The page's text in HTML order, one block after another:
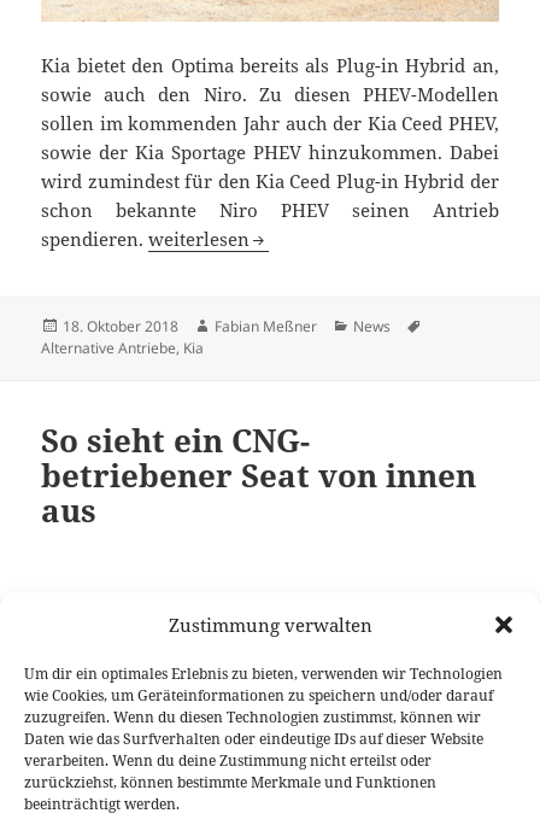
Zustimmung verwalten
Um dir ein optimales Erlebnis zu bieten, verwenden wir Technologien
wie Cookies, um Geräteinformationen zu speichern und/oder darauf
zuzugreifen. Wenn du diesen Technologien zustimmst, können wir
Daten wie das Surfverhalten oder eindeutige IDs auf dieser Website
verarbeiten. Wenn du deine Zustimmung nicht erteilst oder
zurückziehst, können bestimmte Merkmale und Funktionen
beeinträchtigt werden.
Kia bietet den Optima bereits als Plug-in Hybrid an,
sowie auch den Niro. Zu diesen PHEV-Modellen
sollen im kommenden Jahr auch der Kia Ceed PHEV,
sowie der Kia Sportage PHEV hinzukommen. Dabei
wird zumindest für den Kia Ceed Plug-in Hybrid der
schon bekannte Niro PHEV seinen Antrieb
spendieren.Ab 2019 auch Kia Ceed und Sportage als
weiterlesen
Veröffentlicht
am
18. Oktober 2018 Autor
Fabian Meßner Kategorien
News
Alternative Antriebe, Kia
So sieht ein CNG-
betriebener Seat von innen
aus
Das die spanische Marke Seat innerhalb der VW
Antriebenübernehmen sollte, wurde schon bekannt
gegeben. Nun zeigen die Spanier auch einen Blick in
genau jenen CNG-Antrieb. Wo sitzen die Tanks,
worauf muss man achten und wo liegen eigentlich
die Unterschiede vom TGI zum TSI?